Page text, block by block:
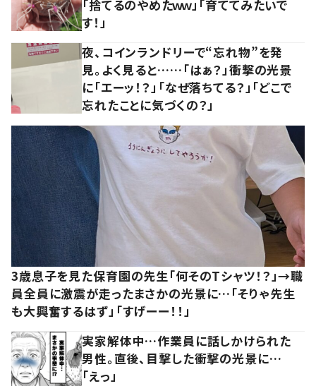
「捨てるのやめたｗｗ」「育ててみたいで
す！」
夜、コインランドリーで“忘れ物”を発
見。よく見ると……「はぁ？」衝撃の光景
に「エーッ！？」「なぜ落ちてる？」「どこで
忘れたことに気づくの？」
3歳息子を見た保育園の先生「何そのTシャツ！？」→職
員全員に激震が走ったまさかの光景に…「そりゃ先生
も大興奮するはず」「すげーー！！」
実家解体中…作業員に話しかけられた
男性。直後、目撃した衝撃の光景に…
「えっ」